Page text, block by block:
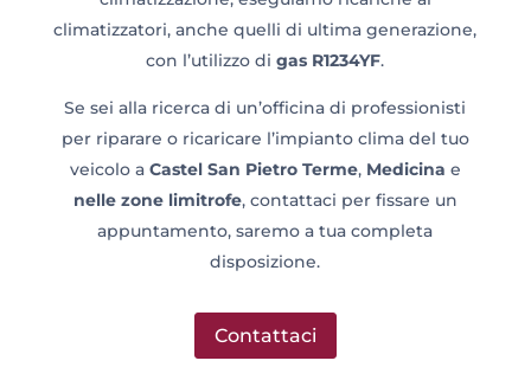
climatizzatori, anche quelli di ultima generazione,
con l’utilizzo di gas R1234YF.
Se sei alla ricerca di un’officina di professionisti
per riparare o ricaricare l’impianto clima del tuo
veicolo a Castel San Pietro Terme,Medicina e
nelle zone limitrofe, contattaci per fissare un
appuntamento, saremo a tua completa
disposizione.
Contattaci